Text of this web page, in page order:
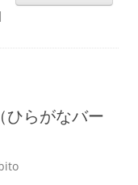
|
らがなバー